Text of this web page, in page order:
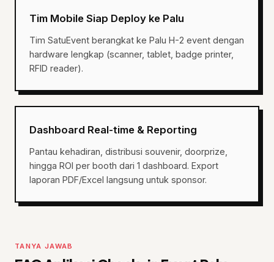
Tim Mobile Siap Deploy ke Palu
Tim SatuEvent berangkat ke Palu H-2 event dengan
hardware lengkap (scanner, tablet, badge printer,
RFID reader).
Dashboard Real-time & Reporting
Pantau kehadiran, distribusi souvenir, doorprize,
hingga ROI per booth dari 1 dashboard. Export
laporan PDF/Excel langsung untuk sponsor.
TANYA JAWAB